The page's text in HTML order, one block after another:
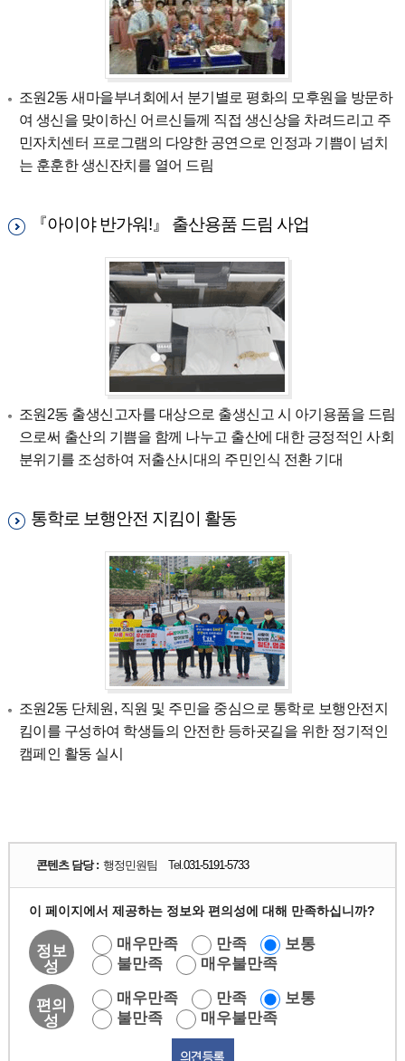
조원2동 새마을부녀회에서 분기별로 평화의 모후원을 방문하
여 생신을 맞이하신 어르신들께 직접 생신상을 차려드리고 주
민자치센터 프로그램의 다양한 공연으로 인정과 기쁨이 넘치
는 훈훈한 생신잔치를 열어 드림
『아이야 반가워!』 출산용품 드림 사업
조원2동 출생신고자를 대상으로 출생신고 시 아기용품을 드림
으로써 출산의 기쁨을 함께 나누고 출산에 대한 긍정적인 사회
분위기를 조성하여 저출산시대의 주민인식 전환 기대
통학로 보행안전 지킴이 활동
조원2동 단체원, 직원 및 주민을 중심으로 통학로 보행안전지
킴이를 구성하여 학생들의 안전한 등하굣길을 위한 정기적인
캠페인 활동 실시
콘텐츠 담당 : 행정민원팀 Tel.031-5191-5733
이 페이지에서 제공하는 정보와 편의성에 대해 만족하십니까?
정보
성
매우만족 만족
보통
불만족
매우불만족
편의
성
매우만족 만족
보통
불만족
매우불만족